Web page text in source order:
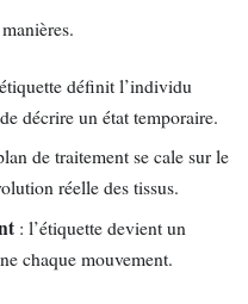
définit l’individu
décrire un état temporaire.
de traitement se cale sur le
réelle des tissus.
: l’étiquette devient un
chaque mouvement.